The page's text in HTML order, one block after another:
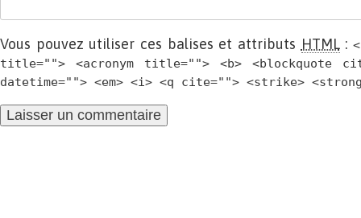
Vous pouvez utiliser ces balises et attributs HTML:
title=""> <acronym title=""> <b> <blockquote
datetime=""> <em> <i> <q cite=""> <strike>